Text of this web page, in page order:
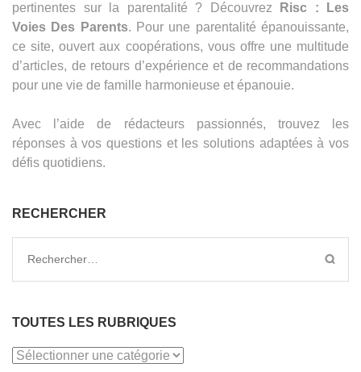
pertinentes sur la parentalité ? Découvrez
Risc : Les
Voies Des Parents. Pour une parentalité épanouissante,
ce site, ouvert aux coopérations, vous offre une multitude
d’articles, de retours d’expérience et de recommandations
pour une vie de famille harmonieuse et épanouie.
Avec l’aide de rédacteurs passionnés, trouvez les
réponses à vos questions et les solutions adaptées à vos
défis quotidiens.
RECHERCHER
Rechercher :
TOUTES LES RUBRIQUES
TOUTES